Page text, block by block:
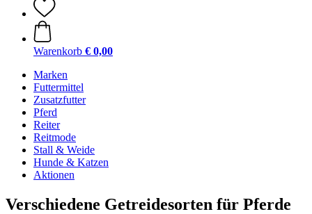
Warenkorb € 0,00
Marken
Futtermittel
Zusatzfutter
Pferd
Reiter
Reitmode
Stall & Weide
Hunde & Katzen
Aktionen
Verschiedene Getreidesorten für Pferde